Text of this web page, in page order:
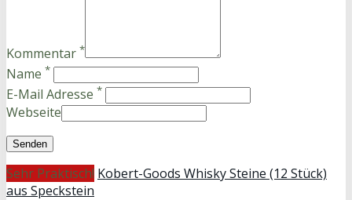
Kommentar *
Name *
E-Mail Adresse *
Webseite
Sehr Praktisch! Kobert-Goods Whisky Steine (12 Stück)
aus Speckstein